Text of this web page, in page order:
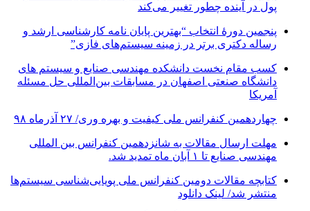
پول در آینده چطور تغییر می‌کند
پنجمین دورۀ انتخاب “بهترین پایان ­نامه کارشناسی­ ارشد و
رساله دکتری برتر در زمینه سیستم‌های فازی”
کسب مقام نخست دانشکده مهندسی صنایع و سیستم های
دانشگاه صنعتی اصفهان در مسابقات بین‌المللی حل مسئله
آمریکا
چهاردهمین کنفرانس ملی کیفیت و بهره وری/ ۲۷ آذرماه ۹۸
مهلت ارسال مقالات به شانزدهمین کنفرانس بین المللی
مهندسی صنایع تا ۱ آبان ماه تمدید شد.
کتابچه مقالات دومین کنفرانس ملی پویایی‌شناسی سیستم‌ها
منتشر شد/ لینک دانلود